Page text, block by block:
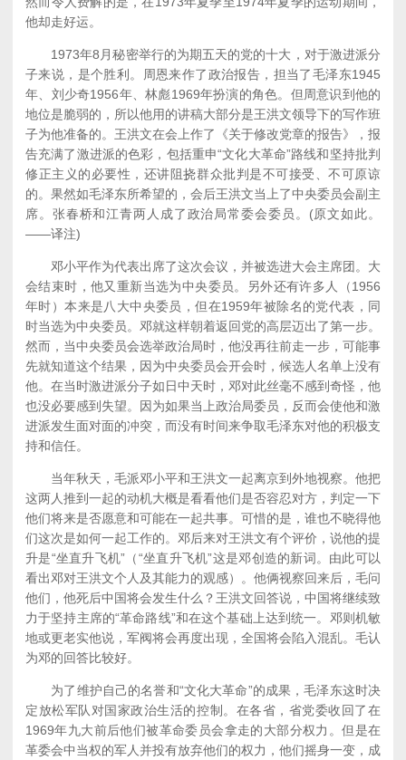
他却走好运。
1973年8月秘密举行的为期五天的党的十大，对于激进派分
子来说，是个胜利。周恩来作了政治报告，担当了毛泽东1945
年、刘少奇1956年、林彪1969年扮演的角色。但周意识到他的
地位是脆弱的，所以他用的讲稿大部分是王洪文领导下的写作班
子为他准备的。王洪文在会上作了《关于修改党章的报告》，报
告充满了激进派的色彩，包括重申“文化大革命”路线和坚持批判
修正主义的必要性，还讲阻挠群众批判是不可接受、不可原谅
的。果然如毛泽东所希望的，会后王洪文当上了中央委员会副主
席。张春桥和江青两人成了政治局常委会委员。(原文如此。
——译注)
邓小平作为代表出席了这次会议，并被选进大会主席团。大
会结束时，他又重新当选为中央委员。另外还有许多人（1956
年时）本来是八大中央委员，但在1959年被除名的党代表，同
时当选为中央委员。邓就这样朝着返回党的高层迈出了第一步。
然而，当中央委员会选举政治局时，他没再往前走一步，可能事
先就知道这个结果，因为中央委员会开会时，候选人名单上没有
他。在当时激进派分子如日中天时，邓对此丝毫不感到奇怪，他
也没必要感到失望。因为如果当上政治局委员，反而会使他和激
进派发生面对面的冲突，而没有时间来争取毛泽东对他的积极支
持和信任。
当年秋天，毛派邓小平和王洪文一起离京到外地视察。他把
这两人推到一起的动机大概是看看他们是否容忍对方，判定一下
他们将来是否愿意和可能在一起共事。可惜的是，谁也不晓得他
们这次是如何一起工作的。邓后来对王洪文有个评价，说他的提
升是“坐直升飞机”（“坐直升飞机”这是邓创造的新词。由此可以
看出邓对王洪文个人及其能力的观感）。他俩视察回来后，毛问
他们，他死后中国将会发生什么？王洪文回答说，中国将继续致
力于坚持主席的“革命路线”和在这个基础上达到统一。邓则机敏
地或更老实他说，军阀将会再度出现，全国将会陷入混乱。毛认
为邓的回答比较好。
为了维护自己的名誉和“文化大革命”的成果，毛泽东这时决
定放松军队对国家政治生活的控制。在各省，省党委收回了在
1969年九大前后他们被革命委员会拿走的大部分权力。但是在
革委会中当权的军人并投有放弃他们的权力，他们摇身一变，成